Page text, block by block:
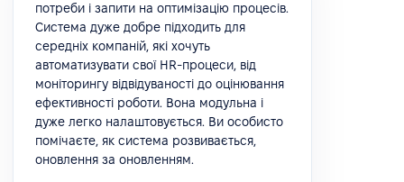
потреби і запити на оптимізацію процесів.
Система дуже добре підходить для
середніх компаній, які хочуть
автоматизувати свої HR-процеси, від
моніторингу відвідуваності до оцінювання
ефективності роботи. Вона модульна і
дуже легко налаштовується. Ви особисто
помічаєте, як система розвивається,
оновлення за оновленням.